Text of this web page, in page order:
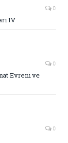
0
IV
0
Evreni ve
0